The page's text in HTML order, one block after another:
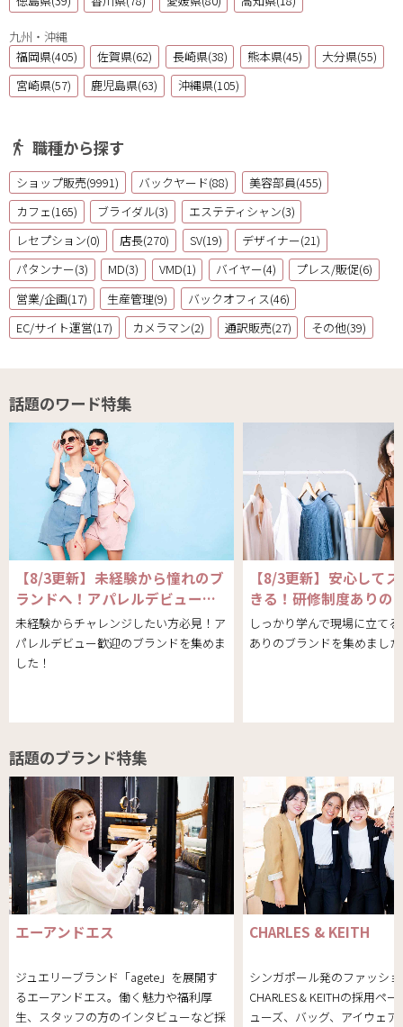
九州・沖縄
福岡県(405)
佐賀県(62) 長崎県(38) 熊本県(45)
大分県(55)
宮崎県(57)
鹿児島県(63) 沖縄県(105)
職種から探す
ショップ販売(9991) バックヤード(88)
美容部員(455)
カフェ(165)
ブライダル(3)
エステティシャン(3)
レセプション(0)
店長(270) SV(19)
デザイナー(21)
パタンナー(3)
MD(3) VMD(1) バイヤー(4)
プレス/販促(6)
営業/企画(17)
生産管理(9)
バックオフィス(46)
EC/サイト運営(17)
カメラマン(2) 通訳販売(27) その他(39)
話題のワード特集
【8/3更新】未経験から憧れのブ
ランドへ！アパレルデビュー…
未経験からチャレンジしたい方必見！ア
パレルデビュー歓迎のブランドを集めま
した！
【8/3更新】安心して
きる！研修制度ありの
しっかり学んで現場に立て
ありのブランドを集めまし
話題のブランド特集
エーアンドエス
ジュエリーブランド「agete」を展開す
るエーアンドエス。働く魅力や福利厚
生、スタッフの方のインタビューなど採
CHARLES & KEITH
シンガポール発のファッシ
CHARLES & KEITHの採用ペ
ューズ、バッグ、アイウェア